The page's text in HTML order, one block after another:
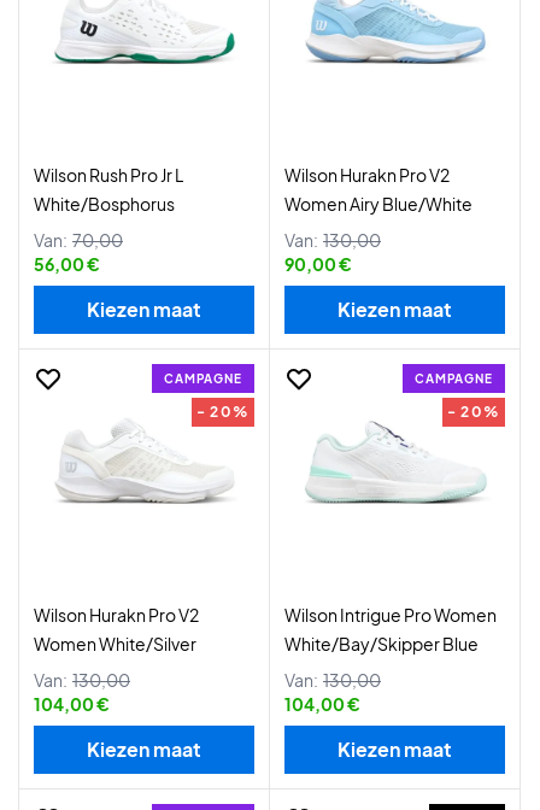
Wilson Rush Pro Jr L
White/Bosphorus
Van: 70,00
56,00 €
Kiezen maat
Wilson Hurakn Pro V2
Women Airy Blue/White
Van: 130,00
90,00 €
Kiezen maat
CAMPAGNE
- 20%
Wilson Hurakn Pro V2
Women White/Silver
Van: 130,00
104,00 €
Kiezen maat
CAMPAGNE
- 20%
Wilson Intrigue Pro Women
White/Bay/Skipper Blue
Van: 130,00
104,00 €
Kiezen maat